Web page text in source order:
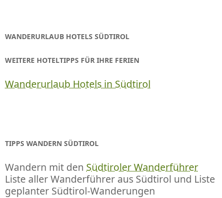
WANDERURLAUB HOTELS SÜDTIROL
WEITERE HOTELTIPPS FÜR IHRE FERIEN
Wanderurlaub Hotels in Südtirol
TIPPS WANDERN SÜDTIROL
Wandern mit den Südtiroler Wanderführer
Liste aller Wanderführer aus Südtirol und Liste
geplanter Südtirol-Wanderungen